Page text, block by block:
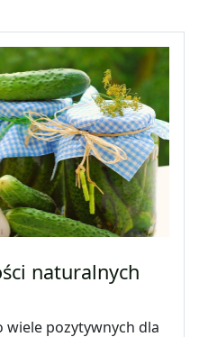
naturalnych
wiele pozytywnych dla